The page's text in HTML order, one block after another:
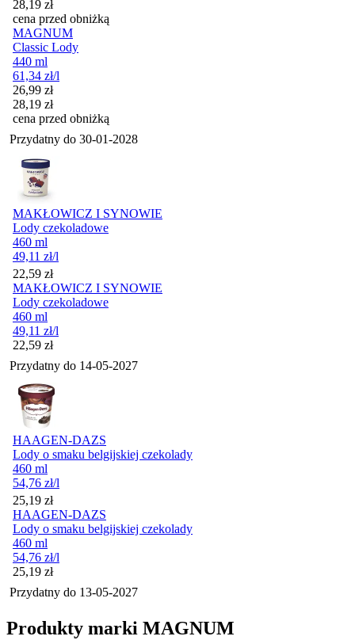
28,19 zł
cena przed obniżką
MAGNUM
Classic Lody
440 ml
61,34 zł/l
Cena promocyjna
26,99 zł
28,19 zł
cena przed obniżką
Przydatny do 30-01-2028
MAKŁOWICZ I SYNOWIE
Lody czekoladowe
460 ml
49,11 zł/l
Cena
22,59 zł
MAKŁOWICZ I SYNOWIE
Lody czekoladowe
460 ml
49,11 zł/l
Cena
22,59 zł
Przydatny do 14-05-2027
HAAGEN-DAZS
Lody o smaku belgijskiej czekolady
460 ml
54,76 zł/l
Cena
25,19 zł
HAAGEN-DAZS
Lody o smaku belgijskiej czekolady
460 ml
54,76 zł/l
Cena
25,19 zł
Przydatny do 13-05-2027
Produkty marki MAGNUM